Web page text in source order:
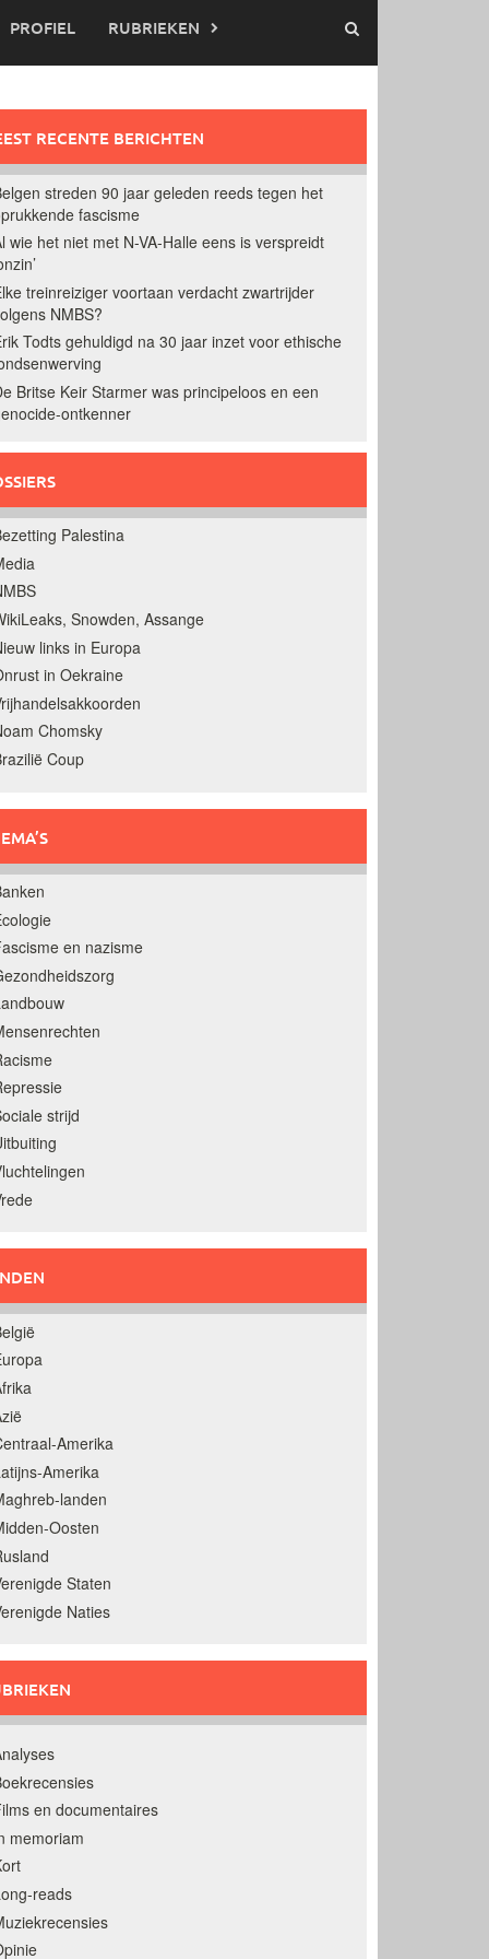
PROFIEL RUBRIEKEN
RECENTE BERICHTEN
streden 90 jaar geleden reeds tegen het
fascisme
wie het niet met N-VA-Halle eens is verspreidt
treinreiziger voortaan verdacht zwartrijder
NMBS?
Todts gehuldigd na 30 jaar inzet voor ethische
Britse Keir Starmer was principeloos en een
ontkenner
Palestina
Snowden, Assange
links in Europa
in Oekraine
Chomsky
Coup
en nazisme
strijd
Amerika
Amerika
landen
Oosten
Staten
Naties
en documentaires
memoriam
reads